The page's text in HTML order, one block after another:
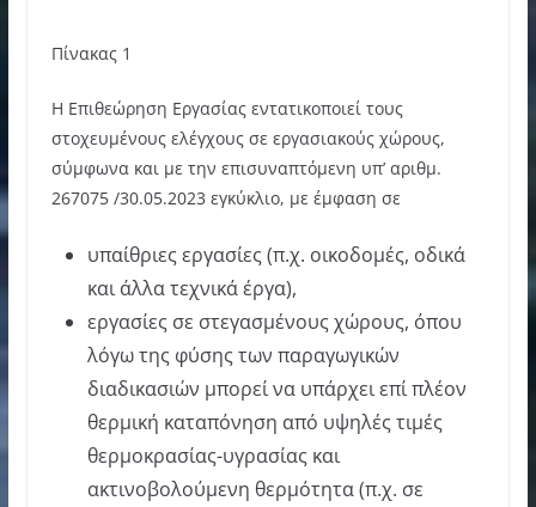
Πίνακας 1
Η Επιθεώρηση Εργασίας εντατικοποιεί τους
στοχευμένους ελέγχους σε εργασιακούς χώρους,
σύμφωνα και με την επισυναπτόμενη υπ’ αριθμ.
267075 /30.05.2023 εγκύκλιο, με έμφαση σε
υπαίθριες εργασίες (π.χ. οικοδομές, οδικά
και άλλα τεχνικά έργα),
εργασίες σε στεγασμένους χώρους, όπου
λόγω της φύσης των παραγωγικών
διαδικασιών μπορεί να υπάρχει επί πλέον
θερμική καταπόνηση από υψηλές τιμές
θερμοκρασίας-υγρασίας και
ακτινοβολούμενη θερμότητα (π.χ. σε